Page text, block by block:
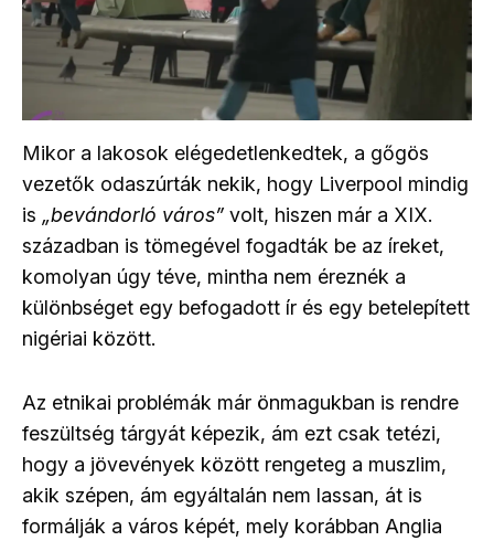
Mikor a lakosok elégedetlenkedtek, a gőgös
vezetők odaszúrták nekik, hogy Liverpool mindig
is „bevándorló város” volt, hiszen már a XIX.
században is tömegével fogadták be az íreket,
komolyan úgy téve, mintha nem éreznék a
különbséget egy befogadott ír és egy betelepített
nigériai között.
Az etnikai problémák már önmagukban is rendre
feszültség tárgyát képezik, ám ezt csak tetézi,
hogy a jövevények között rengeteg a muszlim,
akik szépen, ám egyáltalán nem lassan, át is
formálják a város képét, mely korábban Anglia